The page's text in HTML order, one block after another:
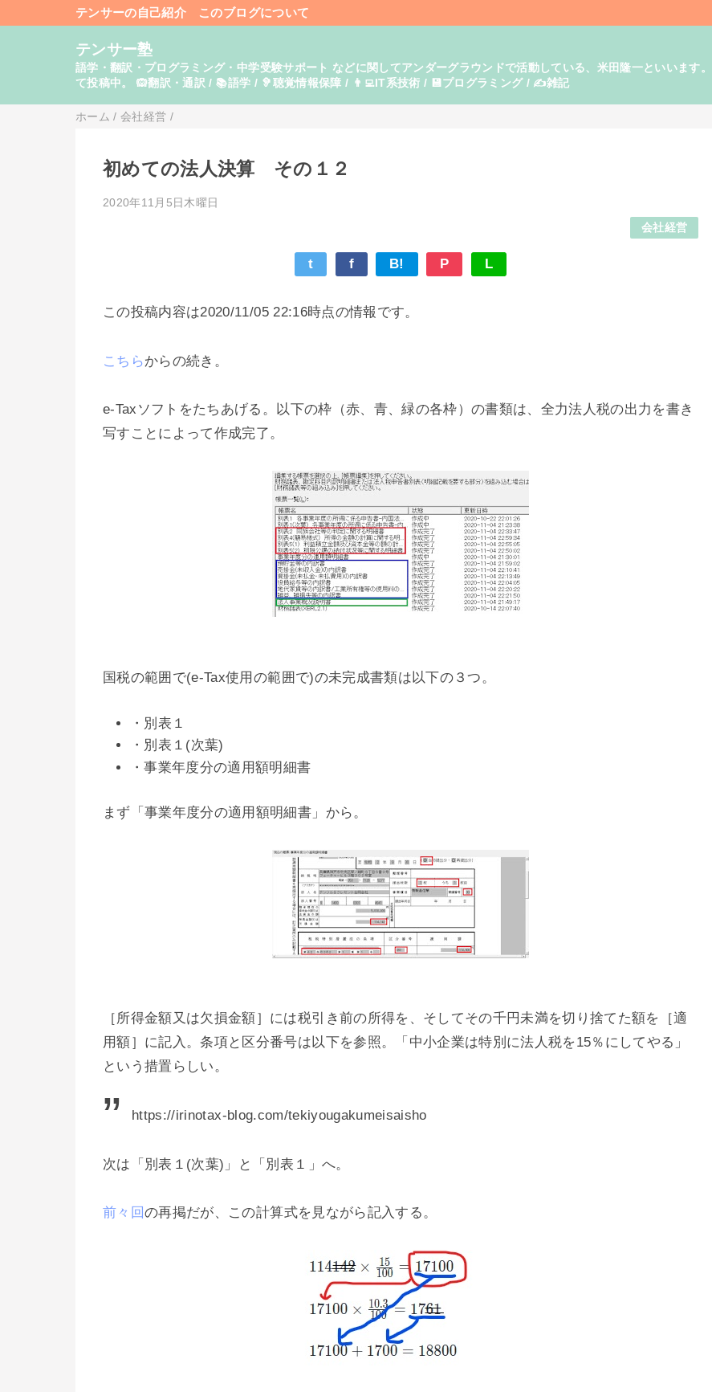
テンサーの自己紹介 このブログについて
テンサー塾
語学・翻訳・プログラミング・中学受験サポート などに関してアンダーグラウンドで活動している、米田隆一といいま
て投稿中。 🙉翻訳・通訳 / 📚語学 / 🦻聴覚情報保障 / 👨‍💻IT系技術 / 💾プログラミング / ✍️雑記
ホーム /会社経営 /
初めての法人決算 その１２
2020年11月5日木曜日
会社経営
t f B! P L
この投稿内容は2020/11/05 22:16時点の情報です。
こちらからの続き。
e-Taxソフトをたちあげる。以下の枠（赤、青、緑の各枠）の書類は、全力法人税の出力を書き
写すことによって作成完了。
国税の範囲で(e-Tax使用の範囲で)の未完成書類は以下の３つ。
・別表１
・別表１(次葉)
・事業年度分の適用額明細書
まず「事業年度分の適用額明細書」から。
［所得金額又は欠損金額］には税引き前の所得を、そしてその千円未満を切り捨てた額を［適
用額］に記入。条項と区分番号は以下を参照。「中小企業は特別に法人税を15％にしてやる」
という措置らしい。
https://irinotax-blog.com/tekiyougakumeisaisho
次は「別表１(次葉)」と「別表１」へ。
前々回の再掲だが、この計算式を見ながら記入する。